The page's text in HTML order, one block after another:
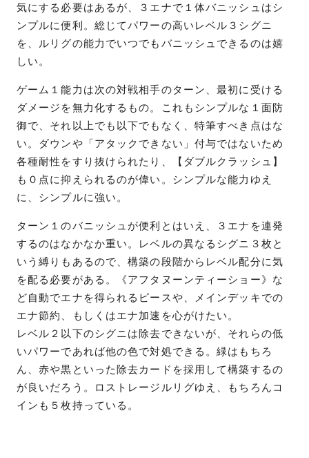
気にする必要はあるが、３エナで１体バニッシュはシ
ンプルに便利。総じてパワーの高いレベル３シグニ
を、ルリグの能力でいつでもバニッシュできるのは嬉
しい。
ゲーム１能力は次の対戦相手のターン、最初に受ける
ダメージを無力化するもの。これもシンプルな１面防
御で、それ以上でも以下でもなく、特筆すべき点はな
い。ダウンや「アタックできない」付与ではないため
各種耐性をすり抜けられたり、【ダブルクラッシュ】
も０点に抑えられるのが偉い。シンプルな能力ゆえ
に、シンプルに強い。
ターン１のバニッシュが便利とはいえ、３エナを連発
するのはなかなか重い。レベルの異なるシグニ３枚と
いう縛りもあるので、構築の段階からレベル配分に気
を配る必要がある。《アフタヌーンティーショー》な
ど自動でエナを得られるピースや、メインデッキでの
エナ節約、もしくはエナ加速を心がけたい。
レベル２以下のシグニは除去できないが、それらの低
いパワーであれば他の色で対処できる。緑はもちろ
ん、赤や黒といった除去カードを採用して構築するの
が良いだろう。ロストレージルリグゆえ、もちろんコ
インも５枚持っている。